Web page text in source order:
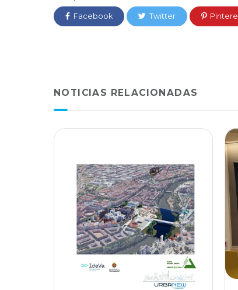
Facebook Twitter
NOTICIAS RELACIONADAS